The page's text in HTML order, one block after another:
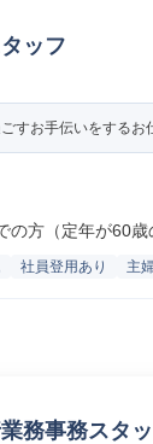
ッフ
すお手伝いをするお
の方（定年が60
社員登用あり 主
務事務スタ